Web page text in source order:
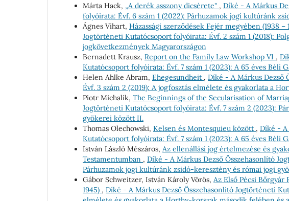
Márta Hack, „A derék asszony dicsérete" , Díké - A Márkus
folyóirata: Évf. 6 szám 1 (2022): Párhuzamok jogi kultúránk
Ágnes Vihart, Házassági szerződések Fejér megyében (1938 –
Jogtörténeti Kutatócsoport folyóirata: Évf. 2 szám 1 (2018):
jogkövetkezmények Magyarországon
Bernadett Krausz, Report on the Family Law Workshop VI ,
Kutatócsoport folyóirata: Évf. 7 szám 1 (2023): A 65 éves Béli
Helen Ahlke Abram, Ehegesundheit , Díké - A Márkus Dezső
Évf. 3 szám 2 (2019): A jogfosztás elmélete és gyakorlata a
Piotr Michalik, The Beginnings of the Secularisation of
Jogtörténeti Kutatócsoport folyóirata: Évf. 7 szám 2 (2023):
gyökerei között II.
Thomas Olechowski, Kelsen és Montesquieu között , Díké - A
Kutatócsoport folyóirata: Évf. 7 szám 1 (2023): A 65 éves Béli
István László Mészáros, Az ellenállási jog értelmezése és
Testamentumban , Díké - A Márkus Dezső Összehasonlító
Párhuzamok jogi kultúránk zsidó-keresztény és római jogi
Gábor Schweitzer, István Károly Vörös, Az Első Pécsi Bőrgyár
1945) , Díké - A Márkus Dezső Összehasonlító Jogtörténeti